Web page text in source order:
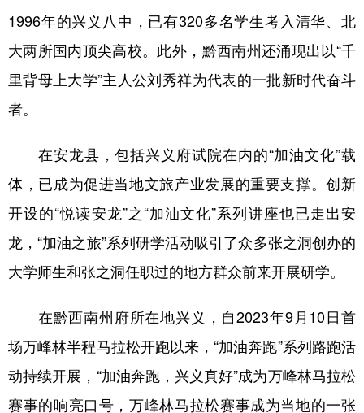
1996年的兴义八中，已有320多名学生考入清华、北
大两所国内顶尖高校。此外，黔西南州还涌现出以“千
里背母上大学”主人公刘秀祥为代表的一批新时代奋斗
者。
在安龙县，包括兴义府试院在内的“加油文化”载
体，已成为促进当地文旅产业发展的重要支撑。创新
开设的“悦读安龙”之“加油文化”系列讲座也已走出安
龙，“加油之旅”系列研学活动吸引了众多张之洞创办的
大学师生和张之洞任职过的地方群众前来开展研学。
在黔西南州府所在地兴义，自2023年9月10日首
场万峰林半程马拉松开跑以来，“加油奔跑”系列路跑活
动持续开展，“加油奔跑，兴义真好”成为万峰林马拉松
赛事的响亮口号，万峰林马拉松赛事成为当地的一张